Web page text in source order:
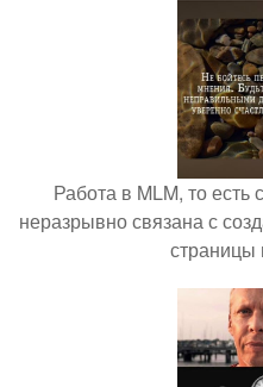
Работа в MLM, то есть
неразрывно связана с
страницы